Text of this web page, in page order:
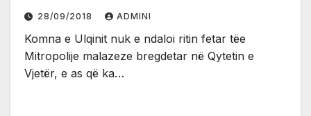
28/09/2018 ADMINI
Komna e Ulqinit nuk e ndaloi ritin fetar tëe
Mitropolije malazeze bregdetar në Qytetin e
Vjetër, e as që ka…